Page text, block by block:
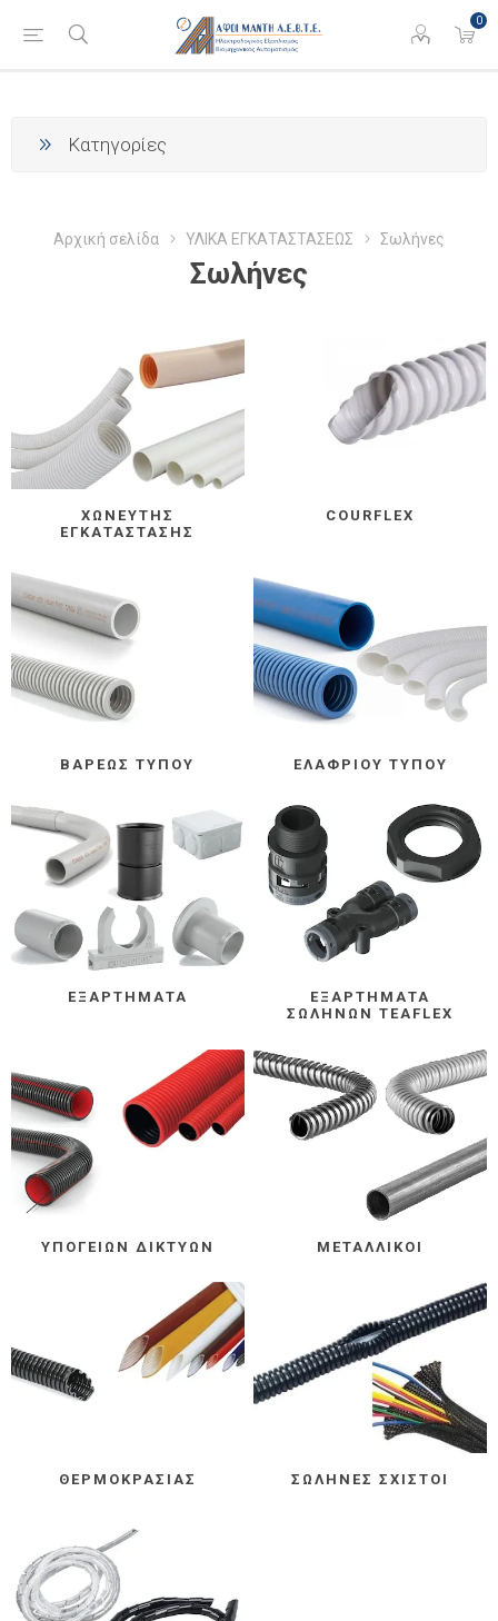
0
Κατηγορίες
Αρχική σελίδα ΥΛΙΚΑ ΕΓΚΑΤΑΣΤΑΣΕΩΣ Σωλήνες
Σωλήνες
ΧΩΝΕΥΤΉΣ
ΕΓΚΑΤΆΣΤΑΣΗΣ
COURFLEX
ΒΑΡΈΩΣ ΤΎΠΟΥ ΕΛΑΦΡΙΟΎ ΤΎΠΟΥ
ΕΞΑΡΤΉΜΑΤΑ
ΕΞΑΡΤΉΜΑΤΑ
ΣΩΛΗΝΏΝ TEAFLEX
ΥΠΟΓΕΊΩΝ ΔΙΚΤΎΩΝ ΜΕΤΑΛΛΙΚΟΊ
ΘΕΡΜΟΚΡΑΣΊΑΣ ΣΩΛΉΝΕΣ ΣΧΙΣΤΟΊ